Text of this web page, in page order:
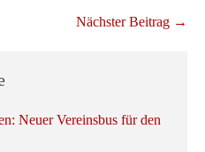
Nächster Beitrag →
Neuer Vereinsbus für den